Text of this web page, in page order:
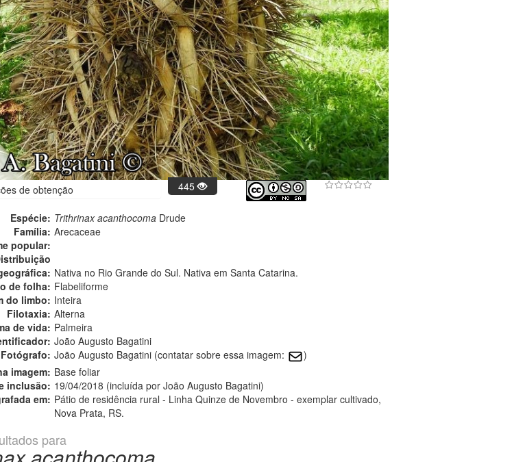
de obtenção 445
Espécie: Trithrinax acanthocoma Drude
Família: Arecaceae
popular:
Nativa no Rio Grande do Sul. Nativa em Santa Catarina.
de folha: Flabeliforme
do limbo: Inteira
Filotaxia: Alterna
de vida: Palmeira
João Augusto Bagatini
Fotógrafo: João Augusto Bagatini (contatar sobre essa imagem:
)
imagem: Base foliar
inclusão: 19/04/2018 (incluída por João Augusto Bagatini)
em: Pátio de residência rural - Linha Quinze de Novembro - exemplar cultivado,
Nova Prata, RS.
para